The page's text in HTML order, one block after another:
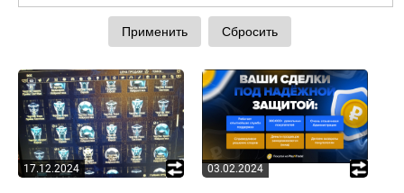
17.12.2024 03.02.2024